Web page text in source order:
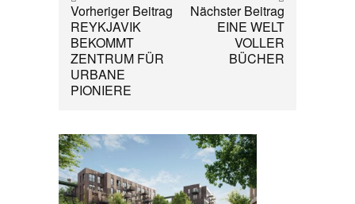
Vorheriger Beitrag
REYKJAVIK
BEKOMMT
ZENTRUM FÜR
URBANE
PIONIERE
Nächster Beitrag
EINE WELT
VOLLER
BÜCHER